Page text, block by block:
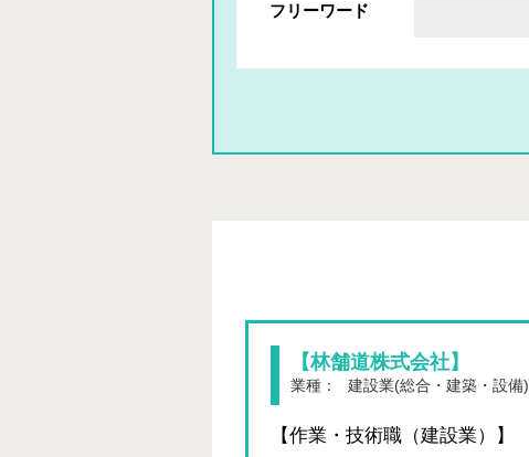
フリーワード
【林舗道株式会社】
業種： 建設業(総合・建築・設備)
【作業・技術職（建設業）】